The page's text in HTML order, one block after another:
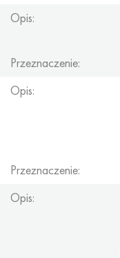
Opis:
Przeznaczenie:
Opis:
Przeznaczenie:
Opis: